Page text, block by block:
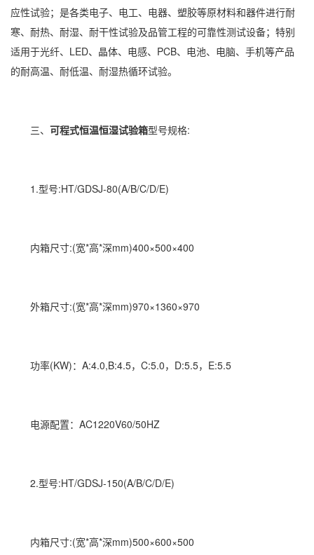
应性试验；是各类电子、电工、 电器、塑胶等原材料和器件进行耐
寒、耐热、耐湿、耐干性试验及品管工程的可靠性测试设备；特别
适用于光纤、LED、晶体、电感、PCB、电池、电脑、手机等产品
的耐高温、耐低温、耐湿热循环试验。
三、 可程式恒温恒湿试验箱型号规格:
1.型号:HT/GDSJ-80(A/B/C/D/E)
内箱尺寸:(宽*高*深mm)400×500×400
外箱尺寸:(宽*高*深mm)970×1360×970
功率(KW)：A:4.0,B:4.5，C:5.0，D:5.5，E:5.5
电源配置：AC1220V60/50HZ
2.型号:HT/GDSJ-150(A/B/C/D/E)
内箱尺寸:(宽*高*深mm)500×600×500